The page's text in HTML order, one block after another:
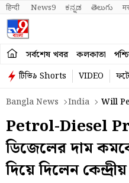
हिन्दी News9 ಕನ್ನಡ తెలుగు
সর্বশেষ খবর কলকাতা
টিভি৯ Shorts VIDEO
Bangla News
India Will
Petrol-Diesel
ডিজেলের দাম
দিয়ে দিলেন কেন্দ্রীয়